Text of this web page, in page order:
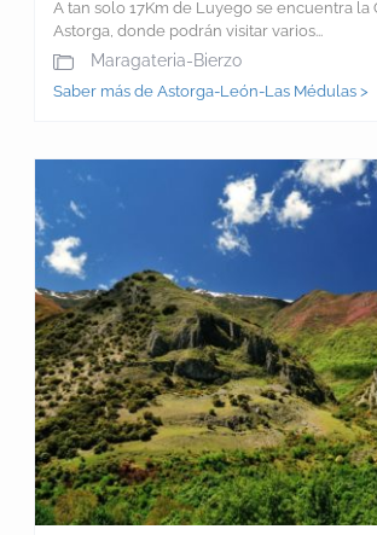
A tan solo 17Km de Luyego se encuentra la
Astorga, donde podrán visitar varios...
Maragateria-Bierzo
Saber más de Astorga-León-Las Médulas >